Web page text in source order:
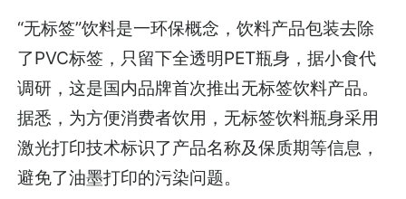
“无标签”饮料是一环保概念，饮料产品包装去除
了PVC标签，只留下全透明PET瓶身，据小食代
调研，这是国内品牌首次推出无标签饮料产品。
据悉，为方便消费者饮用，无标签饮料瓶身采用
激光打印技术标识了产品名称及保质期等信息，
避免了油墨打印的污染问题。